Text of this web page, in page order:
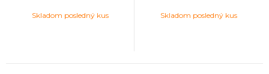
Skladom posledný kus Skladom posledný kus